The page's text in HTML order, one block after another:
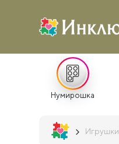
Нумирошка
Игрушки